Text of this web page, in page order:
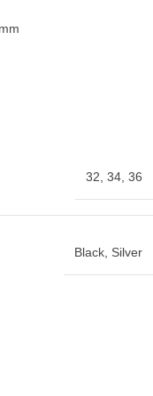
32, 34, 36
Black, Silver